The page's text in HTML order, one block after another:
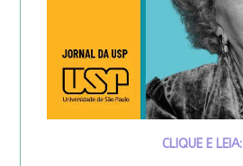
CLIQUE E LEIA: